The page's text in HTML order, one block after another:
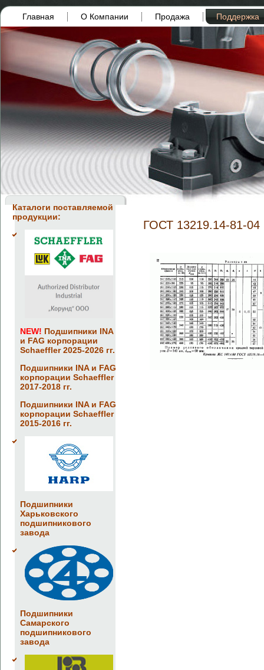
Главная О Компании Продажа Поддержка
Каталоги поставляемой
продукции:
NEW! Подшипники INA
и FAG корпорации
Schaeffler 2025-2026 гг.
Подшипники INA и FAG
корпорации Schaeffler
2017-2018 гг.
Подшипники INA и FAG
корпорации Schaeffler
2015-2016 гг.
Подшипники
Харьковского
подшипникового
завода
Подшипники
Самарского
подшипникового
завода
ГОСТ 13219.14-81-04